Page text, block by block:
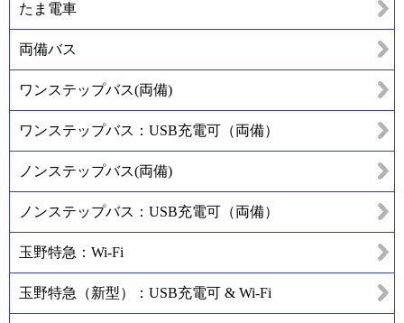
たま電車
両備バス
ワンステップバス(両備)
ワンステップバス：USB充電可（両備）
ノンステップバス(両備)
ノンステップバス：USB充電可（両備）
玉野特急：Wi-Fi
玉野特急（新型）：USB充電可 & Wi-Fi